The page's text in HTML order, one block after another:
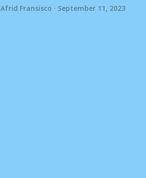
Afrid Fransisco September 11, 2023